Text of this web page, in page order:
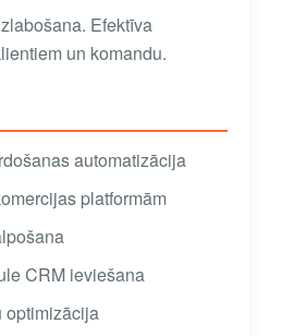
Efektīva
un komandu.
automatizācija
platformām
CRM ieviešana
optimizācija